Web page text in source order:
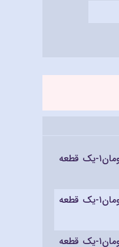
- تعداد جلسات: ۵۰ جلسه هزینه هر جلسه: ۲۵ هزار تومان۱-یک قطعه
- تعداد جلسات: ۳۰ جلسه هزینه هر جلسه: ۳۰ هزار تومان۱-یک قطعه
- تعداد جلسات: ۱۰ جلسه هزینه هر جلسه: ۳۵ هزار تومان۱-یک قطعه